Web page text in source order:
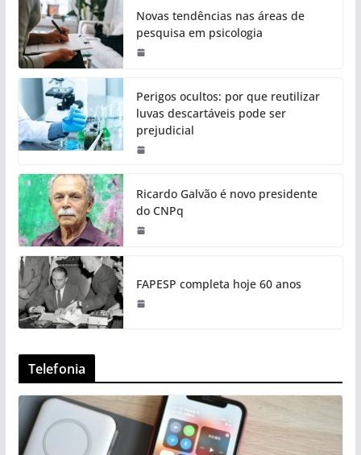
Novas tendências nas áreas de
pesquisa em psicologia
Perigos ocultos: por que reutilizar
luvas descartáveis pode ser
prejudicial
Ricardo Galvão é novo presidente
do CNPq
FAPESP completa hoje 60 anos
Telefonia